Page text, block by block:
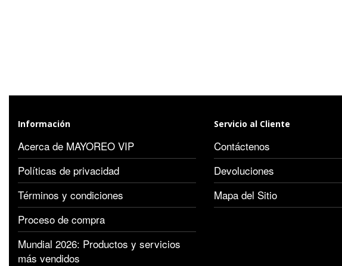
Información
Acerca de MAYOREO VIP
Políticas de privacidad
Términos y condiciones
Proceso de compra
Mundial 2026: Productos y servicios
más vendidos
Servicio al Cliente
Contáctenos
Devoluciones
Mapa del Sitio